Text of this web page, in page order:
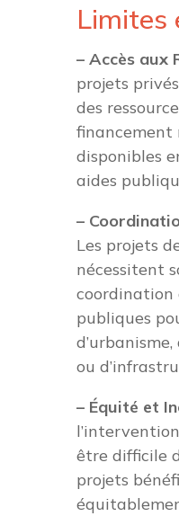
Limites
– Accès aux
projets
des
financement
disponibles
aides
–
Les projets
nécessitent
coordination
publiques
ou
– Équité et
être difficile
projets